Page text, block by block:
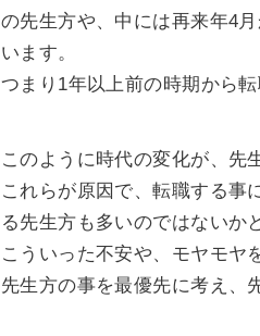
の先生方や、中には再来年4
います。
つまり1年以上前の時期から
このように時代の変化が、先
これらが原因で、転職する事
る先生方も多いのではないか
こういった不安や、モヤモヤ
先生方の事を最優先に考え、